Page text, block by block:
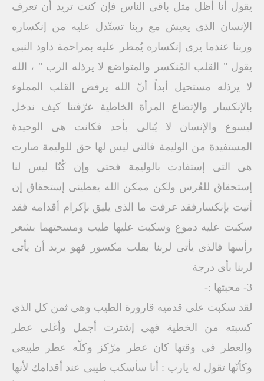
يقول أنا أظل مثل باقى الناس فإن كنت تريد أن تعرف
الإنسان الذى يعيش مع ربنا تستّدل عليه من إنكساره
وربنا عندما يرى إنكساره يُمطر عليه بمراحمة داود النبى
يقول " القلب المُنكسر والمتواضع لا يرذله الرب " ، الله
لا يرذله مستحيل أبداً أنّ الله يرفض القلب المملوء
بالإنكسار والإتضاع المرأة الخاطية عرّفتنا كيف ندخل
ليسوع والإنسان لا يُبالى بأحد فكانت هى الوحيدة
المستفيدة من الوليمة فالتى ليس لها حق للوليمة صارت
هى التى إستفادت بالوليمة فحتى وإن كُنّا ليس لنا
إستحقاق للعُرس ولكن ممكن الله يعطينى إستحقاق إن
أتيت بإنكسارفقد عرفت ما الذى يليق بإكرام أقدامه فقد
سكبت عليه دموع وسكبت عليها طيب ومسحتهما بشعر
رأسها فالذى يأتى لربنا بقلب مكسور فهو يريد أن يأتى
لربنا بأى درجة
3- محبتها :-
لقد سكبت على قدميه قارورة الطيب وهى ثمن كل الذى
كسبته من الخطية فهى إشترت أجمل وأغلى عطر
والعطر فى وقتها كان عطر مرّكز وكلّه عطر طبيعى
وكأنّها تقول له يارب : أنا سأسكب طيبى عند أقدامك لأنها